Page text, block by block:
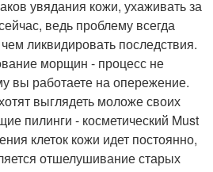
увядания кожи, ухаживать за
ведь проблему всегда
ликвидировать последствия.
морщин - процесс не
вы работаете на опережение.
выглядеть моложе своих
пилинги - косметический Must
клеток кожи идет постоянно,
отшелушивание старых